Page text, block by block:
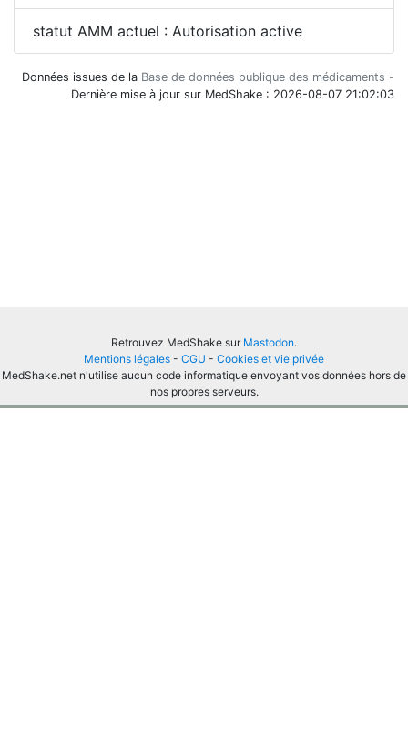
statut AMM actuel : Autorisation active
Données issues de la Base de données publique des médicaments -
Dernière mise à jour sur MedShake : 2026-08-07 21:02:03
Retrouvez MedShake sur Mastodon.
Mentions légales - CGU - Cookies et vie privée
MedShake.net n'utilise aucun code informatique envoyant vos données hors de
nos propres serveurs.